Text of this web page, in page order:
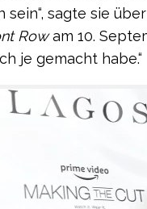
sagte sie
Rowam 10.
je gemacht habe.“